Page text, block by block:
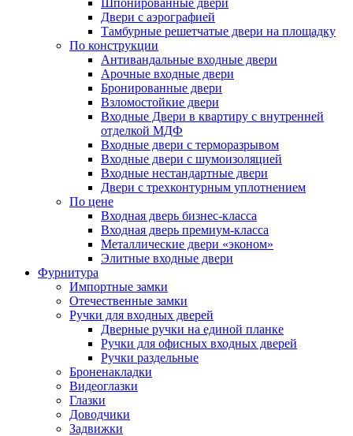
Шпонированные двери
Двери с аэрографией
Тамбурные решетчатые двери на площадку
По конструкции
Антивандальные входные двери
Арочные входные двери
Бронированные двери
Взломостойкие двери
Входные Двери в квартиру с внутренней
отделкой МДФ
Входные двери с терморазрывом
Входные двери с шумоизоляцией
Входные нестандартные двери
Двери с трехконтурным уплотнением
По цене
Входная дверь бизнес-класса
Входная дверь премиум-класса
Металлические двери «эконом»
Элитные входные двери
Фурнитура
Импортные замки
Отечественные замки
Ручки для входных дверей
Дверные ручки на единой планке
Ручки для офисных входных дверей
Ручки раздельные
Броненакладки
Видеоглазки
Глазки
Доводчики
Задвижки